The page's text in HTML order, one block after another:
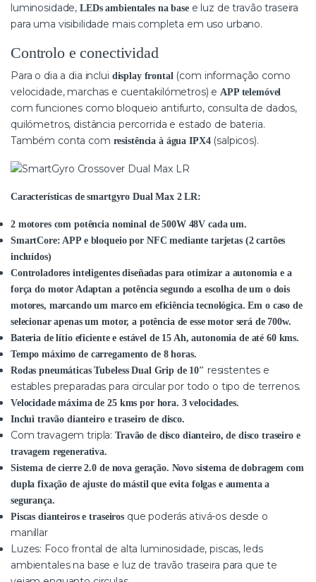
luminosidade,LEDs ambientales na basee luz de travão traseira
para uma visibilidade mais completa em uso urbano.
Controlo e conectividad
Para o dia a dia inclui display frontal(com informação como
velocidade, marchas e cuentakilómetros) eAPP telemóvel
com funciones como bloqueio antifurto, consulta de dados,
quilómetros, distância percorrida e estado de bateria.
Também conta com resistência à água IPX4(salpicos).
Características de smartgyro Dual Max 2 LR:
2 motores com potência nominal de 500W 48V cada um.
SmartCore: APP e bloqueio por NFC mediante tarjetas (2 cartões
incluídos)
Controladores inteligentes diseñadas para otimizar a autonomia e a
força do motor Adaptan a potência segundo a escolha de um o dois
motores, marcando um marco em eficiência tecnológica. Em o caso de
selecionar apenas um motor, a potência de esse motor será de 700w.
Bateria de lítio eficiente e estável de 15 Ah, autonomia de até 60 kms.
Tempo máximo de carregamento de 8 horas.
Rodas pneumáticas Tubeless Dual Grip de 10″ resistentes e
estables preparadas para circular por todo o tipo de terrenos.
Velocidade máxima de 25 kms por hora. 3 velocidades.
Inclui travão dianteiro e traseiro de disco.
Com travagem tripla:Travão de disco dianteiro, de disco traseiro e
travagem regenerativa.
Sistema de cierre 2.0 de nova geração. Novo sistema de dobragem com
dupla fixação de ajuste do mástil que evita folgas e aumenta a
segurança.
Piscas dianteiros e traseirosque poderás ativá-os desde o
manillar
Luzes: Foco frontal de alta luminosidade, piscas, leds
ambientales na base e luz de travão traseira para que te